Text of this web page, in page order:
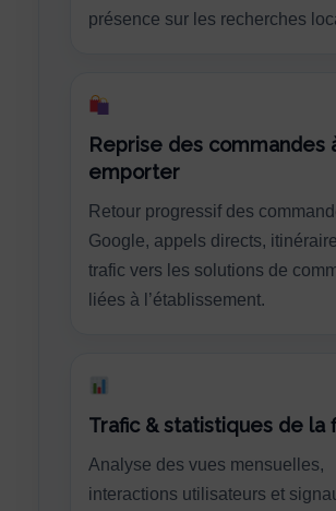
présence sur les recherches
Reprise des commandes
emporter
Retour progressif des
Google, appels directs,
trafic vers les solutions de
liées à l’établissement.
Trafic & statistiques de la
Analyse des vues mensuelles,
interactions utilisateurs et